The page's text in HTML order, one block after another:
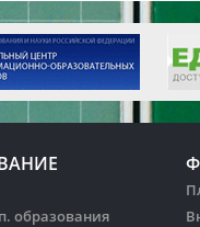
образования